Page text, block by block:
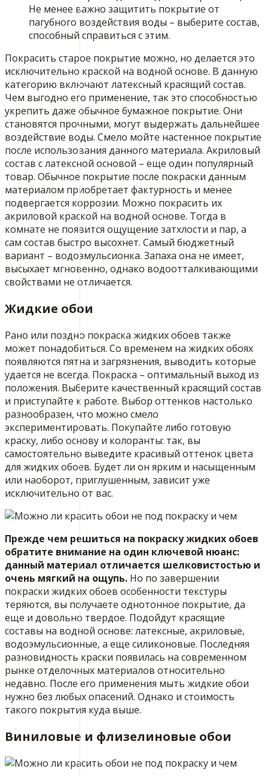
Не менее важно защитить покрытие от
пагубного воздействия воды – выберите состав,
способный справиться с этим.
Покрасить старое покрытие можно, но делается это
исключительно краской на водной основе. В данную
категорию включают латексный красящий состав.
Чем выгодно его применение, так это способностью
укрепить даже обычное бумажное покрытие. Они
становятся прочными, могут выдержать дальнейшее
воздействие воды. Смело мойте настенное покрытие
после использования данного материала. Акриловый
состав с латексной основой – еще один популярный
товар. Обычное покрытие после покраски данным
материалом приобретает фактурность и менее
подвергается коррозии. Можно покрасить их
акриловой краской на водной основе. Тогда в
комнате не появится ощущение затхлости и пар, а
сам состав быстро высохнет. Самый бюджетный
вариант – водоэмульсионка. Запаха она не имеет,
высыхает мгновенно, однако водоотталкивающими
свойствами не отличается.
Жидкие обои
Рано или поздно покраска жидких обоев также
может понадобиться. Со временем на жидких обоях
появляются пятна и загрязнения, выводить которые
удается не всегда. Покраска – оптимальный выход из
положения. Выберите качественный красящий состав
и приступайте к работе. Выбор оттенков настолько
разнообразен, что можно смело
экспериментировать. Покупайте либо готовую
краску, либо основу и колоранты: так, вы
самостоятельно выведите красивый оттенок цвета
для жидких обоев. Будет ли он ярким и насыщенным
или наоборот, приглушенным, зависит уже
исключительно от вас.
Прежде чем решиться на покраску жидких обоев
обратите внимание на один ключевой нюанс:
данный материал отличается шелковистостью и
очень мягкий на ощупь. Но по завершении
покраски жидких обоев особенности текстуры
теряются, вы получаете однотонное покрытие, да
еще и довольно твердое. Подойдут красящие
составы на водной основе: латексные, акриловые,
водоэмульсионные, а еще силиконовые. Последняя
разновидность краски появилась на современном
рынке отделочных материалов относительно
недавно. После его применения мыть жидкие обои
нужно без любых опасений. Однако и стоимость
такого покрытия куда выше.
Виниловые и флизелиновые обои